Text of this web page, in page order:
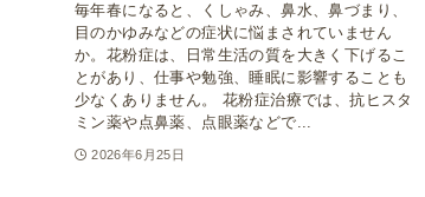
毎年春になると、くしゃみ、鼻水、鼻づまり、
目のかゆみなどの症状に悩まされていません
か。花粉症は、日常生活の質を大きく下げるこ
とがあり、仕事や勉強、睡眠に影響することも
少なくありません。 花粉症治療では、抗ヒスタ
ミン薬や点鼻薬、点眼薬などで...
2026年6月25日